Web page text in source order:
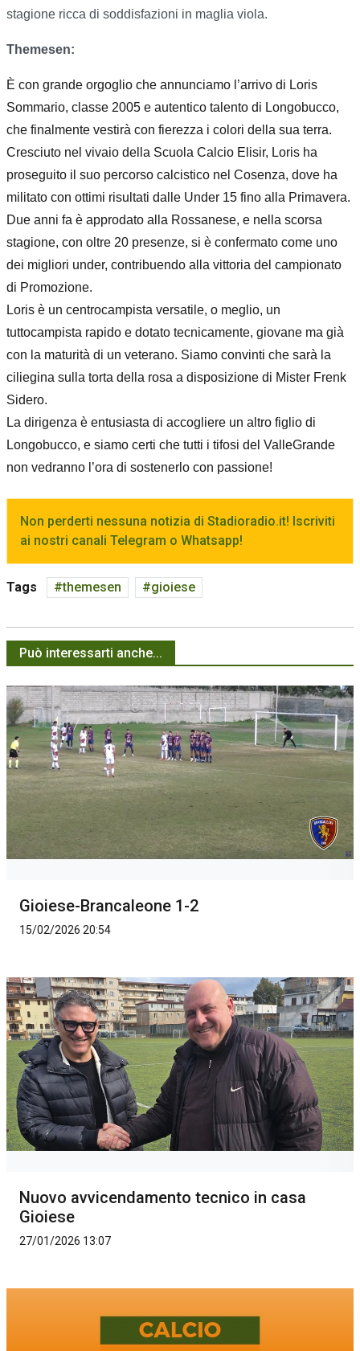
stagione ricca di soddisfazioni in maglia viola.
Themesen:
È con grande orgoglio che annunciamo l’arrivo di Loris
Sommario, classe 2005 e autentico talento di Longobucco,
che finalmente vestirà con fierezza i colori della sua terra.
Cresciuto nel vivaio della Scuola Calcio Elisir, Loris ha
proseguito il suo percorso calcistico nel Cosenza, dove ha
militato con ottimi risultati dalle Under 15 fino alla Primavera.
Due anni fa è approdato alla Rossanese, e nella scorsa
stagione, con oltre 20 presenze, si è confermato come uno
dei migliori under, contribuendo alla vittoria del campionato
di Promozione.
Loris è un centrocampista versatile, o meglio, un
tuttocampista rapido e dotato tecnicamente, giovane ma già
con la maturità di un veterano. Siamo convinti che sarà la
ciliegina sulla torta della rosa a disposizione di Mister Frenk
Sidero.
La dirigenza è entusiasta di accogliere un altro figlio di
Longobucco, e siamo certi che tutti i tifosi del ValleGrande
non vedranno l’ora di sostenerlo con passione!
Non perderti nessuna notizia di Stadioradio.it! Iscriviti
ai nostri canali Telegram o Whatsapp!
Tags themesen gioiese
Può interessarti anche...
Gioiese-Brancaleone 1-2
15/02/2026 20:54
Nuovo avvicendamento tecnico in casa
Gioiese
27/01/2026 13:07